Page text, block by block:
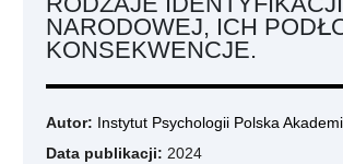
NARODOWEJ, ICH
KONSEKWENCJE.
Autor: Instytut Psychologii Polska
Data publikacji: 2024